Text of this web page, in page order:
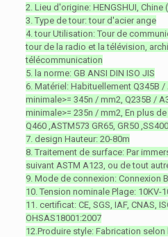
2. Lieu d'origine: HENGSHUI,
3. Type de tour: tour d'acier ange
4. tour Utilisation: Tour de
tour de la radio et la télévision,
télécommunication
5. la norme: GB ANSI DIN ISO JIS
6. Matériel: Habituellement Q345B
minimale>= 345n / mm2, Q235B /
minimale>= 235n / mm2, En plus
Q460 ,ASTM573 GR65, GR50
7. design Hauteur: 20-80m
8. Traitement de surface: Par
suivant ASTM A123, ou de tout
9. Mode de connexion: Connexion
10. Tension nominale Plage: 10KV-
11. certificat: CE, SGS, IAF, CNAS,
OHSAS18001:2007
12.Produire style: Fabrication